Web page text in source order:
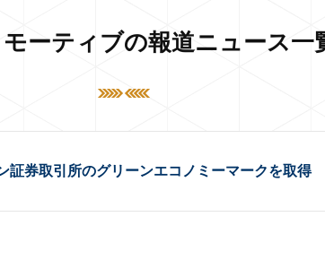
ーティブの報道ニュース一
証券取引所のグリーンエコノミーマークを取得